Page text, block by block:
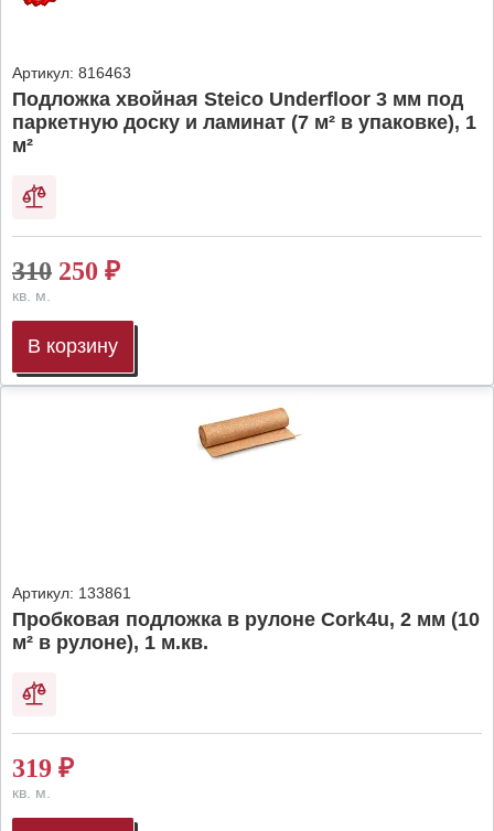
Артикул: 816463
Подложка хвойная Steico Underfloor 3 мм под
паркетную доску и ламинат (7 м² в упаковке), 1
м²
310 250 ₽
кв. м.
В корзину
Артикул: 133861
Пробковая подложка в рулоне Cork4u, 2 мм (10
м² в рулоне), 1 м.кв.
319 ₽
кв. м.